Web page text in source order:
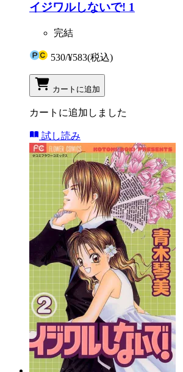
イジワルしないで! 1
完結
530/¥583(税込)
カートに追加
カートに追加しました
試し読み